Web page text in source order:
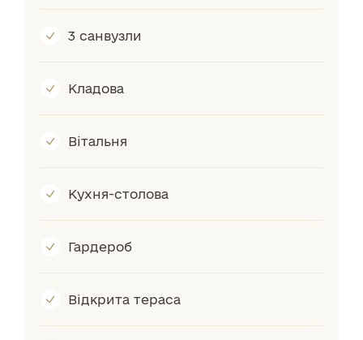
3 санвузли
Кладова
Вітальня
Кухня-столова
Гардероб
Відкрита тераса